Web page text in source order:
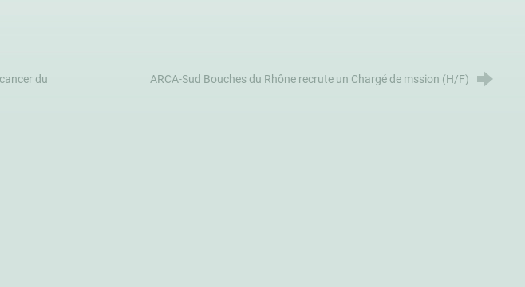
du
ARCA-Sud Bouches du Rhône recrute un Chargé de mssion (H/F)